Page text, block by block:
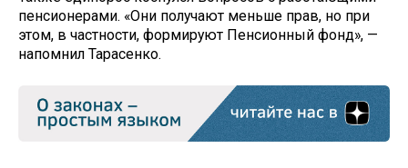
пенсионерами. «Они получают меньше прав, но при
этом, в частности, формируют Пенсионный фонд», —
напомнил Тарасенко.